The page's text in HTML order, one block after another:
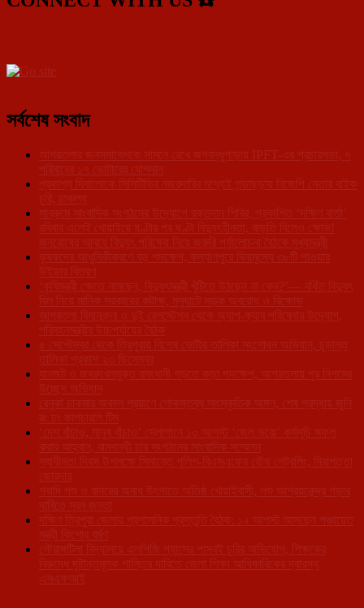
সর্বশেষ সংবাদ
আগরতলার জনসমাবেশকে সামনে রেখে জগবন্ধুপাড়ায় IPFT-এর প্রচারসভা, ৭
পরিবারের ১৭ ভোটারের যোগদান
প্রকাশ্য দিবালোকে সিসিটিভির নজরদারির মধ্যেই গন্ডাছড়ায় বিজেপি নেতার বাইক
চুরি, চাঞ্চল্য
সাব্রুমে সাংবাদিক সংগঠনের উদ্যোগে রক্তদান শিবির, প্রকাশিত ‘দক্ষিণ বার্তা’
রবিবার এলেই খোয়াইয়ে ঘণ্টার পর ঘণ্টা বিদ্যুৎহীনতা, বাড়তি বিলেও ক্ষোভ!
জনরোষের আবহে বিদ্যুৎ পরিষেবা নিয়ে জরুরি পর্যালোচনা বৈঠকে মুখ্যমন্ত্রী
কৃষকদের আধুনিকীকরণে বড় পদক্ষেপ, কল্যাণপুরে বিনামূল্যে ৩৮টি পাওয়ার
উইডার বিতরণ
‘কৃষিমন্ত্রী ক্ষেতে নামছেন, বিদ্যুৎমন্ত্রী খুঁটিতে উঠছেন না কেন?’— বর্ধিত বিদ্যুৎ
বিল নিয়ে মানিক সরকারের কটাক্ষ, মনুঘাটে সড়ক অবরোধ ও বিক্ষোভ
আগরতলা বিমানবন্দর ও দুই রেলস্টেশন থেকে অ্যাপ-ক্যাব পরিষেবার উদ্যোগ,
পরিবহনমন্ত্রীর উচ্চপর্যায়ের বৈঠক
৫ সেপ্টেম্বর থেকে ত্রিপুরায় বিশেষ ভোটার তালিকা সংশোধন অভিযান, চূড়ান্ত
তালিকা প্রকাশ ২৩ ডিসেম্বর
যানজট ও জবরদখলমুক্ত রাজধানী গড়তে কড়া পদক্ষেপ, আগরতলায় পুর নিগমের
উচ্ছেদ অভিযান
রেনুকা চাকমার অকাল প্রয়াণে শোকস্তব্ধ সাংস্কৃতিক অঙ্গন, শেষ শ্রদ্ধায় জুনি
রং ঢং কালচারাল টিম
‘দেশ বাঁচাও, মানুষ বাঁচাও’ স্লোগানে ১০ আগস্ট ‘জেল ভরো’ কর্মসূচি সফল
করার আহ্বান, বামপন্থী চার সংগঠনের সাংবাদিক সম্মেলন
স্বাধীনতা দিবস উপলক্ষে সিমান্তে পুলিশ-বিএসএফের যৌথ পেট্রলিং, নিরাপত্তা
জোরদার
গবাদি পশু ও বানরের অবাধ উৎপাতে অতিষ্ঠ খোয়াইবাসী, পশু আশ্রয়কেন্দ্র গড়ার
দাবিতে সরব জনতা
দক্ষিণ ত্রিপুরা জেলায় প্রশাসনিক প্রস্তুতি বৈঠক: ১২ আগস্ট আসছেন পঞ্চায়েত
মন্ত্রী কিশোর বর্মণ
গৌরাঙ্গটিলা বিদ্যালয়ে এলপিজি গ্যাসের পাসবই চুরির অভিযোগ, শিক্ষকের
বিরুদ্ধে দৃষ্টান্তমূলক শাস্তির দাবিতে জেলা শিক্ষা আধিকারিকের দ্বারস্থ
এসএফআই